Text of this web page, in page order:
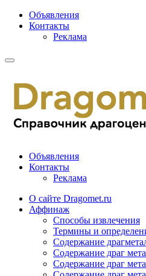
Объявления
Контакты
Реклама
Объявления
Контакты
Реклама
О сайте Dragomet.ru
Аффинаж
Способы извлечения
Термины и
Содержание
Содержание драг
Содержание драг